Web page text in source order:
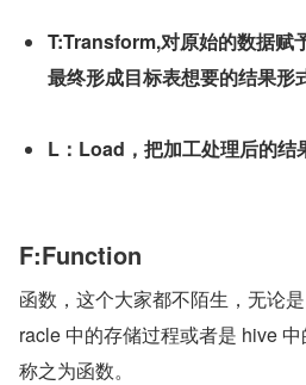
T:Transform,对原始的数据赋
最终形成目标表想要的结果形
L：Load，把加工处理后的结
F:Function
函数，这个大家都不陌生，无论
racle 中的存储过程或者是 hive
称之为函数。